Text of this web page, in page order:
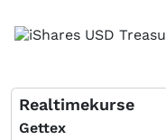
Realtimekurse
Gettex